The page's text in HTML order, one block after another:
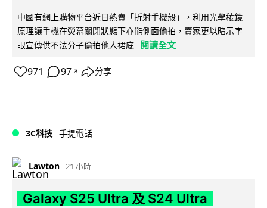
中國有網上購物平台近日熱賣「折射手機殼」，利用光學稜鏡
原理讓手機在熒幕關閉狀態下亦能側面偷拍，賣家更以暗示字
眼宣傳供不法分子偷拍他人裙底 閱讀全文
971 97 ↗ 分享
3C科技 手提電話
Lawton 21 小時
Galaxy S25 Ultra 及 S24 Ultra